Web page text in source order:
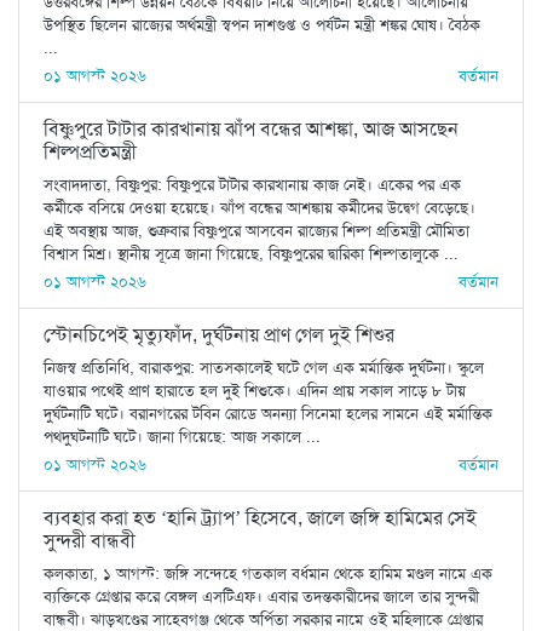
উপস্থিত ছিলেন রাজ্যের অর্থমন্ত্রী স্বপন দাশগুপ্ত ও পর্যটন মন্ত্রী শঙ্কর ঘোষ। বৈঠক
...
০১ আগস্ট ২০২৬
বর্তমান
বিষ্ণুপুরে টাটার কারখানায় ঝাঁপ বন্ধের আশঙ্কা, আজ আসছেন
শিল্পপ্রতিমন্ত্রী
সংবাদদাতা, বিষ্ণুপুর: বিষ্ণুপুরে টাটার কারখানায় কাজ নেই। একের পর এক
কর্মীকে বসিয়ে দেওয়া হয়েছে। ঝাঁপ বন্ধের আশঙ্কায় কর্মীদের উদ্বেগ বেড়েছে।
এই অবস্থায় আজ, শুক্রবার বিষ্ণুপুরে আসবেন রাজ্যের শিল্প প্রতিমন্ত্রী মৌমিতা
বিশ্বাস মিশ্র। স্থানীয় সূত্রে জানা গিয়েছে, বিষ্ণুপুরের দ্বারিকা শিল্পতালুকে ...
০১ আগস্ট ২০২৬
বর্তমান
স্টোনচিপেই মৃত্যুফাঁদ, দুর্ঘটনায় প্রাণ গেল দুই শিশুর
নিজস্ব প্রতিনিধি, বারাকপুর: সাতসকালেই ঘটে গেল এক মর্মান্তিক দুর্ঘটনা। স্কুলে
যাওয়ার পথেই প্রাণ হারাতে হল দুই শিশুকে। এদিন প্রায় সকাল সাড়ে ৮ টায়
দুর্ঘটনাটি ঘটে। বরানগরের টবিন রোডে অনন্যা সিনেমা হলের সামনে এই মর্মান্তিক
পথদুঘটনাটি ঘটে। জানা গিয়েছে: আজ সকালে ...
০১ আগস্ট ২০২৬
বর্তমান
ব্যবহার করা হত ‘হানি ট্র্যাপ’ হিসেবে, জালে জঙ্গি হামিমের সেই
সুন্দরী বান্ধবী
কলকাতা, ১ আগস্ট: জঙ্গি সন্দেহে গতকাল বর্ধমান থেকে হামিম মণ্ডল নামে এক
ব্যক্তিকে গ্রেপ্তার করে বেঙ্গল এসটিএফ। এবার তদন্তকারীদের জালে তার সুন্দরী
বান্ধবী। ঝাড়খণ্ডের সাহেবগঞ্জ থেকে অর্পিতা সরকার নামে ওই মহিলাকে গ্রেপ্তার